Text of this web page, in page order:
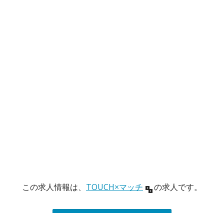
この求人情報は、 TOUCH×マッチ の求人です。